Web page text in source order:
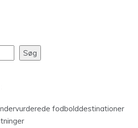
Søg
fodbolddestinationer